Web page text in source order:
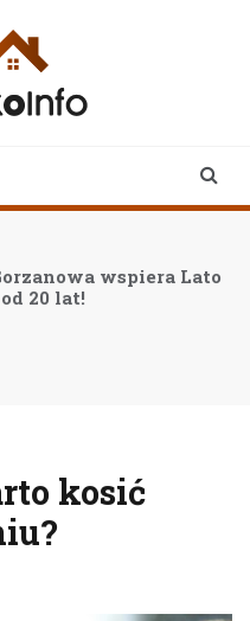
wspiera Lato
20 lat!
kosić